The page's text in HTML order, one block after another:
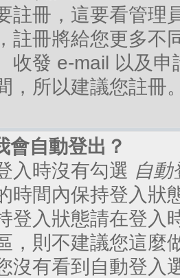
註冊，這要看管理
註冊將給您更多不
收發 e-mail 以及
，所以建議您註冊
會自動登出？
入時沒有勾選 自動
時間內保持登入狀
登入狀態請在登入
，則不建議您這麼
沒有看到自動登入